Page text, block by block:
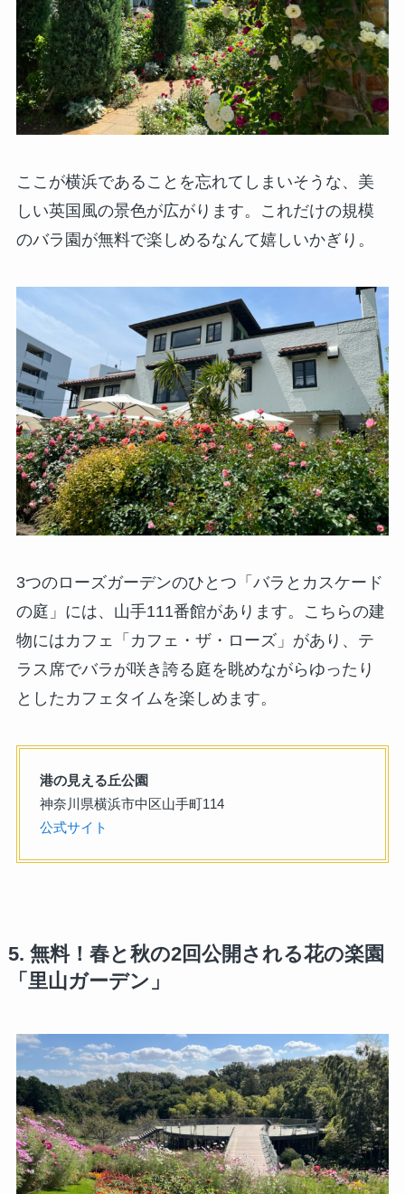
ここが横浜であることを忘れてしまいそうな、美
しい英国風の景色が広がります。これだけの規模
のバラ園が無料で楽しめるなんて嬉しいかぎり。
3つのローズガーデンのひとつ「バラとカスケード
の庭」には、山手111番館があります。こちらの建
物にはカフェ「カフェ・ザ・ローズ」があり、テ
ラス席でバラが咲き誇る庭を眺めながらゆったり
としたカフェタイムを楽しめます。
港の見える丘公園
神奈川県横浜市中区山手町114
公式サイト
5. 無料！春と秋の2回公開される花の楽園
「里山ガーデン」